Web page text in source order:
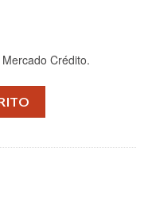
Crédito.